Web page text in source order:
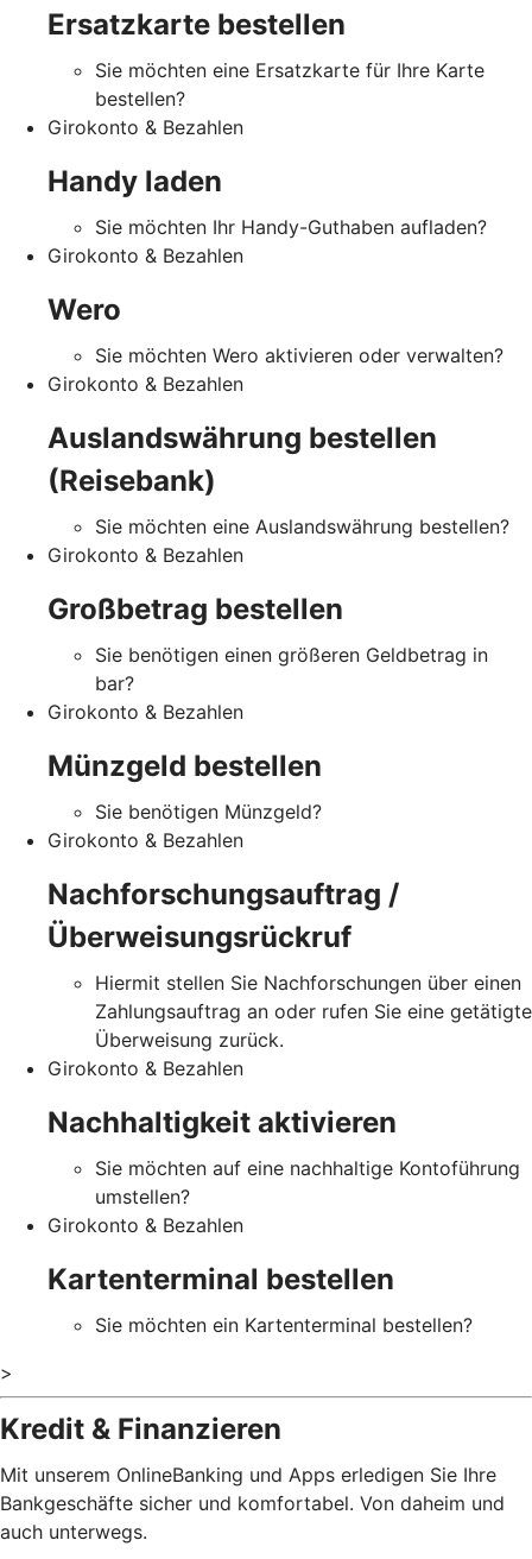
Ersatzkarte bestellen
Sie möchten eine Ersatzkarte für Ihre Karte
bestellen?
Girokonto & Bezahlen
Handy laden
Sie möchten Ihr Handy-Guthaben aufladen?
Girokonto & Bezahlen
Wero
Sie möchten Wero aktivieren oder verwalten?
Girokonto & Bezahlen
Auslandswährung bestellen
(Reisebank)
Sie möchten eine Auslandswährung bestellen?
Girokonto & Bezahlen
Großbetrag bestellen
Sie benötigen einen größeren Geldbetrag in
bar?
Girokonto & Bezahlen
Münzgeld bestellen
Sie benötigen Münzgeld?
Girokonto & Bezahlen
Nachforschungsauftrag /
Überweisungsrückruf
Hiermit stellen Sie Nachforschungen über einen
Zahlungsauftrag an oder rufen Sie eine getätigte
Überweisung zurück.
Girokonto & Bezahlen
Nachhaltigkeit aktivieren
Sie möchten auf eine nachhaltige Kontoführung
umstellen?
Girokonto & Bezahlen
Kartenterminal bestellen
Sie möchten ein Kartenterminal bestellen?
>
Kredit & Finanzieren
Mit unserem OnlineBanking und Apps erledigen Sie Ihre
Bankgeschäfte sicher und komfortabel. Von daheim und
auch unterwegs.